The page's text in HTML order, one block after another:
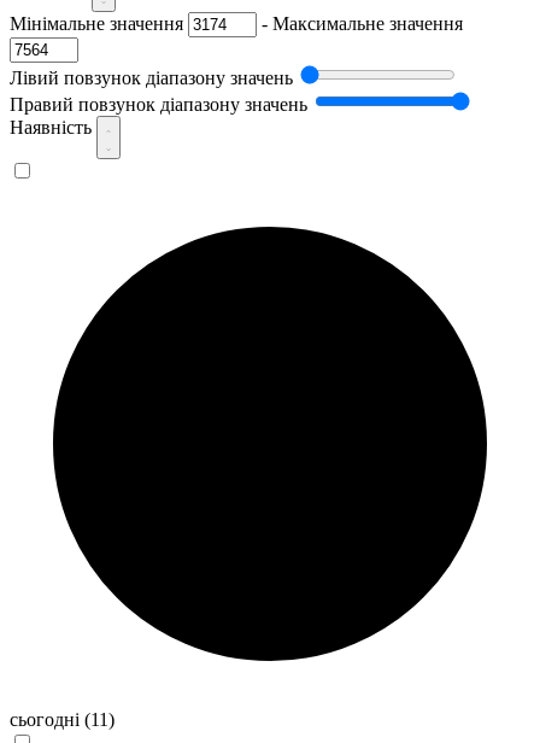
Мінімальне значення - Максимальне значення
Лівий повзунок діапазону значень
Правий повзунок діапазону значень
Наявність
сьогодні (11)